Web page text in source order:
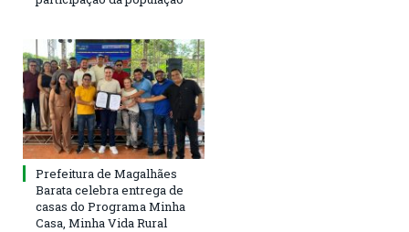
Prefeitura de Magalhães
Barata celebra entrega de
casas do Programa Minha
Casa, Minha Vida Rural